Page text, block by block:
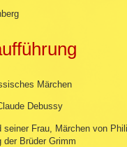
Märchen
Debussy
seiner Frau, Märchen von
der Brüder Grimm